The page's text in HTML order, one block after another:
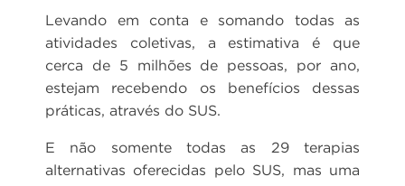
Levando em conta e somando todas as
atividades coletivas, a estimativa é que
cerca de 5 milhões de pessoas, por ano,
estejam recebendo os benefícios dessas
práticas, através do SUS.
E não somente todas as 29 terapias
alternativas oferecidas pelo SUS, mas uma